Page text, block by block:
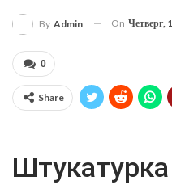
By Admin On Четверг,
0
Share